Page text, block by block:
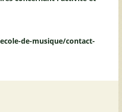
de-musique/contact-